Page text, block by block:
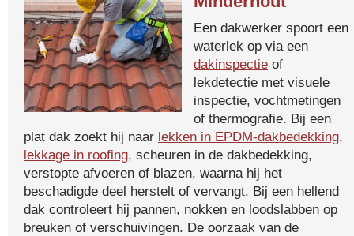
Een dakwerker spoort een
waterlek op via een
dakinspectie of
lekdetectie met visuele
inspectie, vochtmetingen
of thermografie. Bij een
plat dak zoekt hij naar lekken in EPDM-dakbedekking,
lekkage in roofing, scheuren in de dakbedekking,
verstopte afvoeren of blazen, waarna hij het
beschadigde deel herstelt of vervangt. Bij een hellend
dak controleert hij pannen, nokken en loodslabben op
breuken of verschuivingen. De oorzaak van de